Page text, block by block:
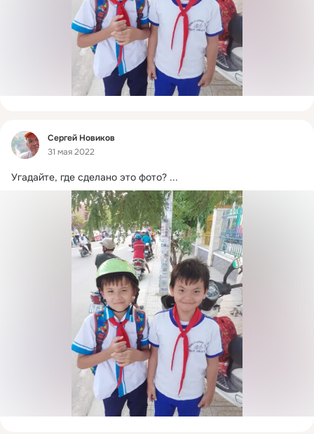
Фид
Сергей Новиков
31 мая 2022
Угадайте, где сделано это фото? ...